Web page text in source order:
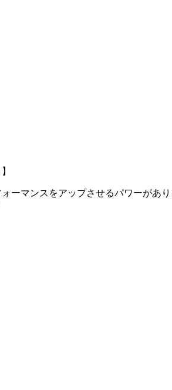
ーマンスをアップさせるパワーがあり